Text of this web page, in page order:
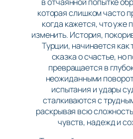
которая слишком часто
когда кажется, что уже
изменить. История,
Турции, начинается как
сказка о счастье, но
превращается в
неожиданными
испытания и удары
сталкиваются с
раскрывая всю
чувств, надежд и